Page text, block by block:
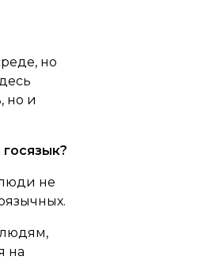
но
но и
люди не
людям,
на